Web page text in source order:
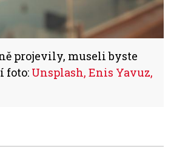
projevily, museli byste
foto: Unsplash, Enis Yavuz,